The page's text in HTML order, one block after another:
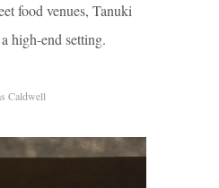
food venues, Tanuki
high-end setting.
Caldwell